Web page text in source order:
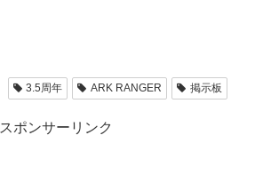
3.5周年 ARK RANGER 掲示板
スポンサーリンク